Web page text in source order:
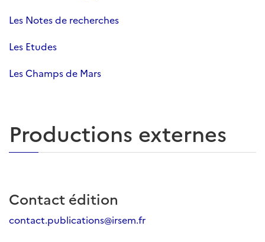
Les Notes de recherches
Les Etudes
Les Champs de Mars
Productions externes
Contact édition
contact.publications@irsem.fr